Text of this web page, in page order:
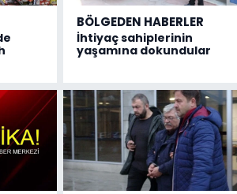
BÖLGEDEN HABERLER
İhtiyaç sahiplerinin
yaşamına dokundular